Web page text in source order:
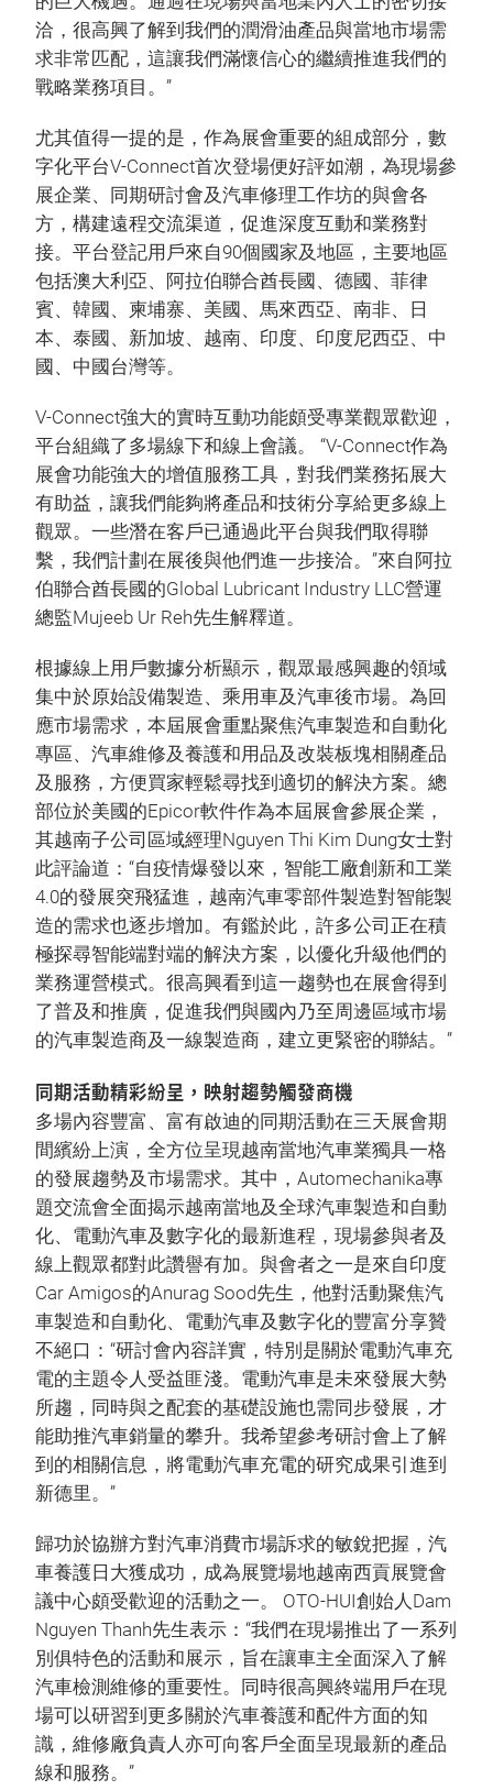
洽，很高興了解到我們的潤滑油產品與當地市場需
求非常匹配，這讓我們滿懷信心的繼續推進我們的
戰略業務項目。”
尤其值得一提的是，作為展會重要的組成部分，數
字化平台V-Connect首次登場便好評如潮，為現場參
展企業、同期研討會及汽車修理工作坊的與會各
方，構建遠程交流渠道，促進深度互動和業務對
接。平台登記用戶來自90個國家及地區，主要地區
包括澳大利亞、阿拉伯聯合酋長國、德國、菲律
賓、韓國、柬埔寨、美國、馬來西亞、南非、日
本、泰國、新加坡、越南、印度、印度尼西亞、中
國、中國台灣等。
V-Connect強大的實時互動功能頗受專業觀眾歡迎，
平台組織了多場線下和線上會議。 “V-Connect作為
展會功能強大的增值服務工具，對我們業務拓展大
有助益，讓我們能夠將產品和技術分享給更多線上
觀眾。一些潛在客戶已通過此平台與我們取得聯
繫，我們計劃在展後與他們進一步接洽。”來自阿拉
伯聯合酋長國的Global Lubricant Industry LLC營運
總監Mujeeb Ur Reh先生解釋道。
根據線上用戶數據分析顯示，觀眾最感興趣的領域
集中於原始設備製造、乘用車及汽車後市場。為回
應市場需求，本屆展會重點聚焦汽車製造和自動化
專區、汽車維修及養護和用品及改裝板塊相關產品
及服務，方便買家輕鬆尋找到適切的解決方案。總
部位於美國的Epicor軟件作為本屆展會參展企業，
其越南子公司區域經理Nguyen Thi Kim Dung女士對
此評論道：“自疫情爆發以來，智能工廠創新和工業
4.0的發展突飛猛進，越南汽車零部件製造對智能製
造的需求也逐步增加。有鑑於此，許多公司正在積
極探尋智能端對端的解決方案，以優化升級他們的
業務運營模式。很高興看到這一趨勢也在展會得到
了普及和推廣，促進我們與國內乃至周邊區域市場
的汽車製造商及一線製造商，建立更緊密的聯結。”
同期活動精彩紛呈，映射趨勢觸發商機
多場內容豐富、富有啟迪的同期活動在三天展會期
間繽紛上演，全方位呈現越南當地汽車業獨具一格
的發展趨勢及市場需求。其中，Automechanika專
題交流會全面揭示越南當地及全球汽車製造和自動
化、電動汽車及數字化的最新進程，現場參與者及
線上觀眾都對此讚譽有加。與會者之一是來自印度
Car Amigos的Anurag Sood先生，他對活動聚焦汽
車製造和自動化、電動汽車及數字化的豐富分享贊
不絕口：“研討會內容詳實，特別是關於電動汽車充
電的主題令人受益匪淺。電動汽車是未來發展大勢
所趨，同時與之配套的基礎設施也需同步發展，才
能助推汽車銷量的攀升。我希望參考研討會上了解
到的相關信息，將電動汽車充電的研究成果引進到
新德里。”
歸功於協辦方對汽車消費市場訴求的敏銳把握，汽
車養護日大獲成功，成為展覽場地越南西貢展覽會
議中心頗受歡迎的活動之一。 OTO-HUI創始人Dam
Nguyen Thanh先生表示：“我們在現場推出了一系列
別俱特色的活動和展示，旨在讓車主全面深入了解
汽車檢測維修的重要性。同時很高興終端用戶在現
場可以研習到更多關於汽車養護和配件方面的知
識，維修廠負責人亦可向客戶全面呈現最新的產品
線和服務。”